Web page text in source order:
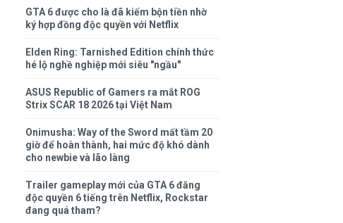
GTA 6 được cho là đã kiếm bộn tiền nhờ
ký hợp đồng độc quyền với Netflix
Elden Ring: Tarnished Edition chính thức
hé lộ nghề nghiệp mới siêu "ngầu"
ASUS Republic of Gamers ra mắt ROG
Strix SCAR 18 2026 tại Việt Nam
Onimusha: Way of the Sword mất tầm 20
giờ để hoàn thành, hai mức độ khó dành
cho newbie và lão làng
Trailer gameplay mới của GTA 6 đăng
độc quyền 6 tiếng trên Netflix, Rockstar
đang quá tham?